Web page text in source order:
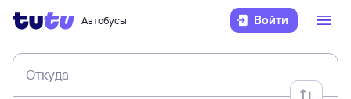
Автобусы Войти
Откуда